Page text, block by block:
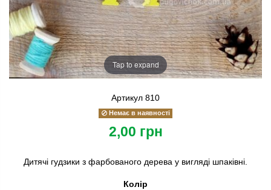
Tap to expand
Артикул 810
Немає в наявності
2,00 грн
Дитячі гудзики з фарбованого дерева у вигляді шпаківні.
Колір